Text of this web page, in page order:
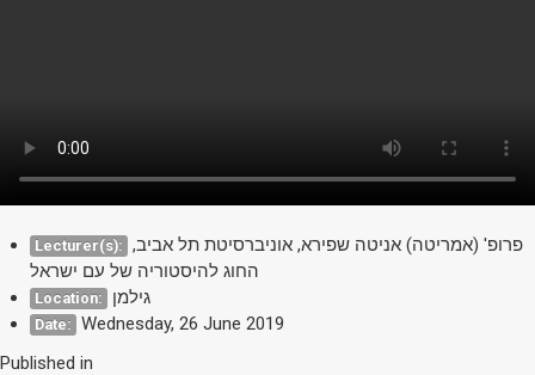
Lecturer(s): פרופ' (אמריטה) אניטה שפירא, אוניברסיטת תל אביב,
החוג להיסטוריה של עם ישראל
Location: גילמן
Date: Wednesday, 26 June 2019
Published in